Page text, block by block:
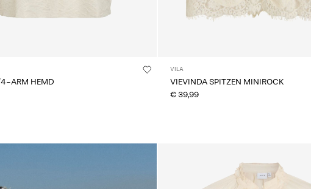
ARM HEMD
VILA
VIEVINDA SPITZEN MINIROCK
€ 39,99